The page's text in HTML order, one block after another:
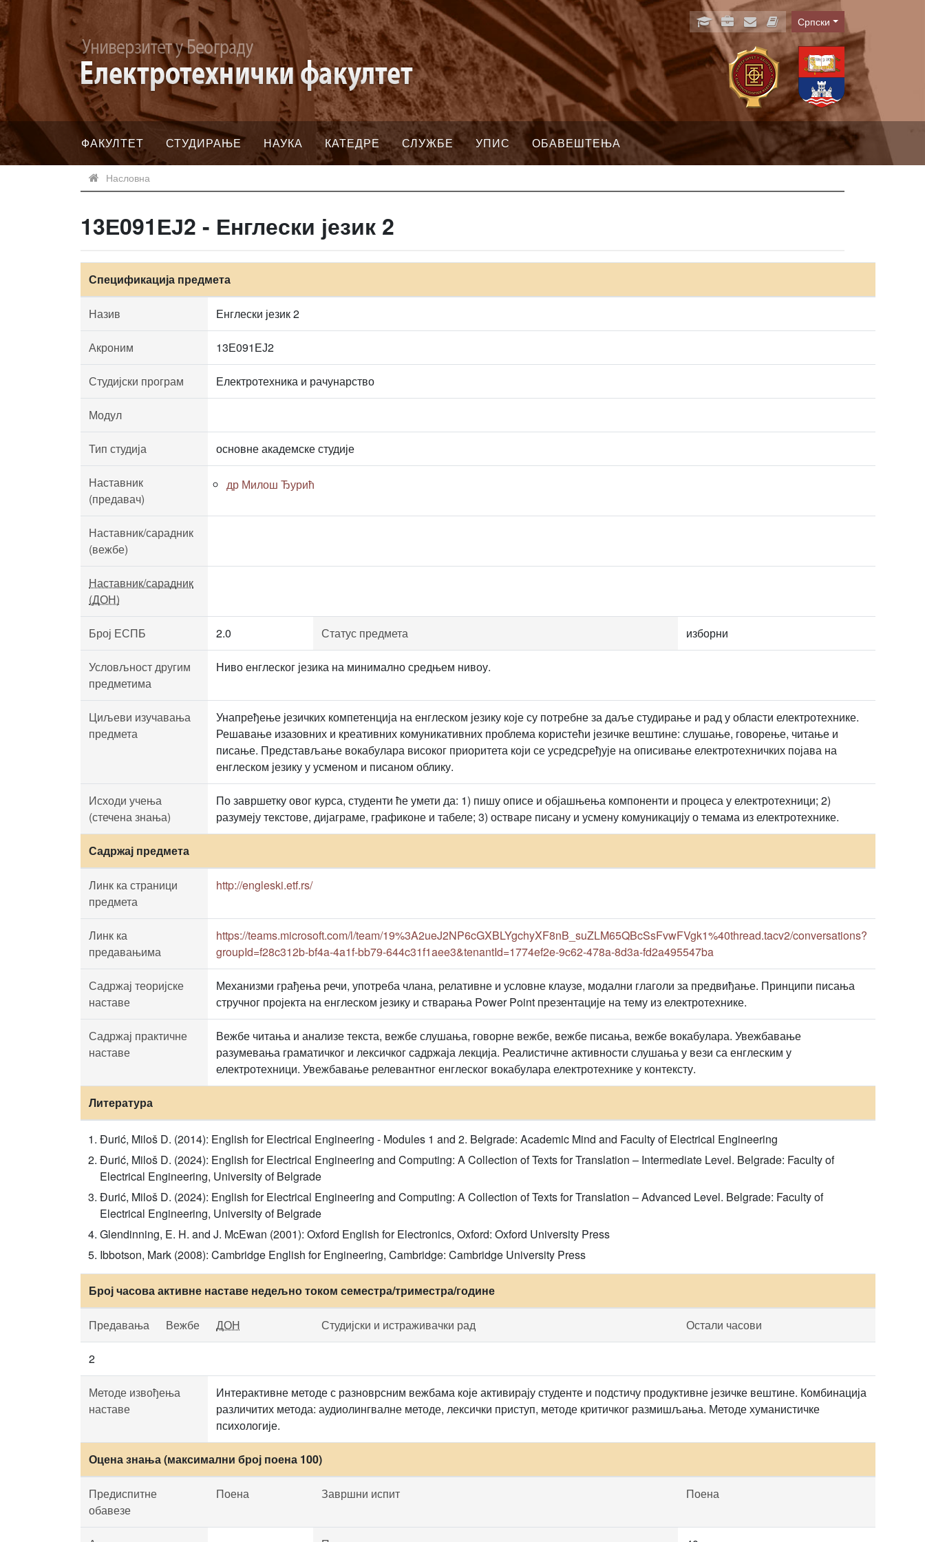
Language
Српски
ФАКУЛТЕТ СТУДИРАЊЕ НАУКА КАТЕДРЕ СЛУЖБЕ УПИС ОБАВЕШТЕЊА
Насловна
13Е091ЕЈ2 - Енглески језик 2
Спецификација предмета
Назив Енглески језик 2
Акроним 13Е091ЕЈ2
Студијски програм Електротехника и рачунарство
Модул
Тип студија основне академске студије
Наставник
(предавач)
др Милош Ђурић
Наставник/сарадник
(вежбе)
Наставник/сарадник
(ДОН)
Број ЕСПБ 2.0 Статус предмета изборни
Условљност другим
предметима
Ниво енглеског језика на минимално средњем нивоу.
Циљеви изучавања
предмета
Унапређење језичких компетенција на енглеском језику које су потребне за даље студирање и рад у области електротехнике.
Решавање изазовних и креативних комуникативних проблема користећи језичке вештине: слушање, говорење, читање и
писање. Представљање вокабулара високог приоритета који се усредсређује на описивање електротехничких појава на
енглеском језику у усменом и писаном облику.
Исходи учења
(стечена знања)
По завршетку овог курса, студенти ће умети да: 1) пишу описе и објашњења компоненти и процеса у електротехници; 2)
разумеју текстове, дијаграме, графиконе и табеле; 3) остваре писану и усмену комуникацију о темама из електротехнике.
Садржај предмета
Линк ка страници
предмета
http://engleski.etf.rs/
Линк ка
предавањима
https://teams.microsoft.com/l/team/19%3A2ueJ2NP6cGXBLYgchyXF8nB_suZLM65QBcSsFvwFVgk1%40thread.tacv2/conversations?
groupId=f28c312b-bf4a-4a1f-bb79-644c31f1aee3&tenantId=1774ef2e-9c62-478a-8d3a-fd2a495547ba
Садржај теоријске
наставе
Механизми грађења речи, употреба члана, релативне и условне клаузе, модални глаголи за предвиђање. Принципи писања
стручног пројекта на енглеском језику и стварања Power Point презентације на тему из електротехнике.
Садржај практичне
наставе
Вежбе читања и анализе текста, вежбе слушања, говорне вежбе, вежбе писања, вежбе вокабулара. Увежбавање
разумевања граматичког и лексичког садржаја лекција. Реалистичне активности слушања у вези са енглеским у
електротехници. Увежбавање релевантног енглеског вокабулара електротехнике у контексту.
Литература
Đurić, Miloš D. (2014): English for Electrical Engineering - Modules 1 and 2. Belgrade: Academic Mind and Faculty of Electrical Engineering
Đurić, Miloš D. (2024): English for Electrical Engineering and Computing: A Collection of Texts for Translation – Intermediate Level. Belgrade: Faculty of
Electrical Engineering, University of Belgrade
Đurić, Miloš D. (2024): English for Electrical Engineering and Computing: A Collection of Texts for Translation – Advanced Level. Belgrade: Faculty of
Electrical Engineering, University of Belgrade
Glendinning, E. H. and J. McEwan (2001): Oxford English for Electronics, Oxford: Oxford University Press
Ibbotson, Mark (2008): Cambridge English for Engineering, Cambridge: Cambridge University Press
Број часова активне наставе недељно током семестра/триместра/године
Предавања Вежбе ДОН Студијски и истраживачки рад Остали часови
2
Методе извођења
наставе
Интерактивне методе с разноврсним вежбама које активирају студенте и подстичу продуктивне језичке вештине. Комбинација
различитих метода: аудиолингвалне методе, лексички приступ, методе критичког размишљања. Методе хуманистичке
психологије.
Оцена знања (максимални број поена 100)
Предиспитне
обавезе
Поена Завршни испит Поена